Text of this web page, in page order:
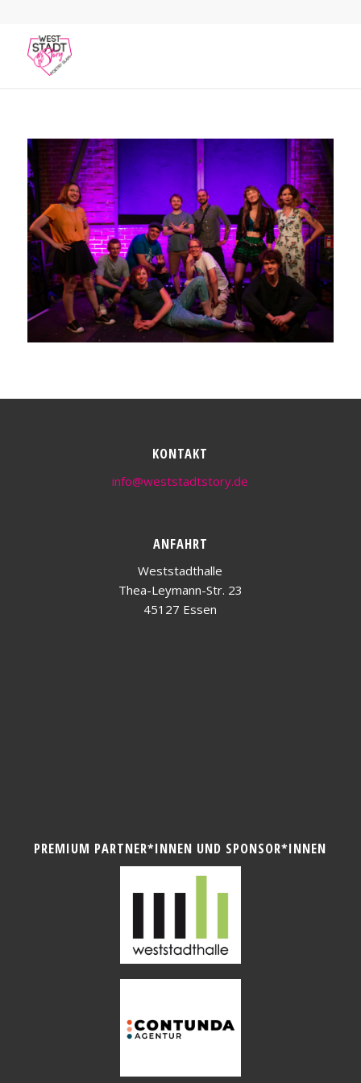
KONTAKT
info@weststadtstory.de
ANFAHRT
Weststadthalle
Thea-Leymann-Str. 23
45127 Essen
PREMIUM PARTNER*INNEN UND SPONSOR*INNEN